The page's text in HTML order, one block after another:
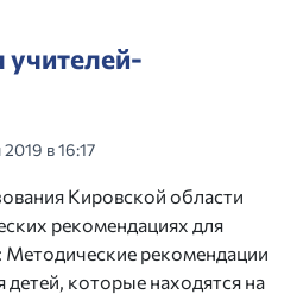
в 16:17
Кировской области
рекомендациях для
рекомендации
детей, которые находятся на